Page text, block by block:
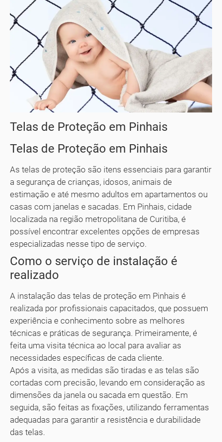
Telas de Proteção em Pinhais
Telas de Proteção em Pinhais
As telas de proteção são itens essenciais para garantir
a segurança de crianças, idosos, animais de
estimação e até mesmo adultos em apartamentos ou
casas com janelas e sacadas. Em Pinhais, cidade
localizada na região metropolitana de Curitiba, é
possível encontrar excelentes opções de empresas
especializadas nesse tipo de serviço.
Como o serviço de instalação é
realizado
A instalação das telas de proteção em Pinhais é
realizada por profissionais capacitados, que possuem
experiência e conhecimento sobre as melhores
técnicas e práticas de segurança. Primeiramente, é
feita uma visita técnica ao local para avaliar as
necessidades específicas de cada cliente.
Após a visita, as medidas são tiradas e as telas são
cortadas com precisão, levando em consideração as
dimensões da janela ou sacada em questão. Em
seguida, são feitas as fixações, utilizando ferramentas
adequadas para garantir a resistência e durabilidade
das telas.